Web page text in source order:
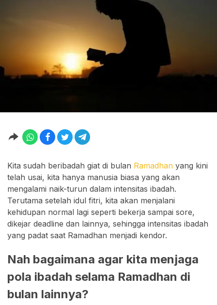
Kita sudah beribadah giat di bulan Ramadhan yang kini
telah usai, kita hanya manusia biasa yang akan
mengalami naik-turun dalam intensitas ibadah.
Terutama setelah idul fitri, kita akan menjalani
kehidupan normal lagi seperti bekerja sampai sore,
dikejar deadline dan lainnya, sehingga intensitas ibadah
yang padat saat Ramadhan menjadi kendor.
Nah bagaimana agar kita menjaga
pola ibadah selama Ramadhan di
bulan lainnya?